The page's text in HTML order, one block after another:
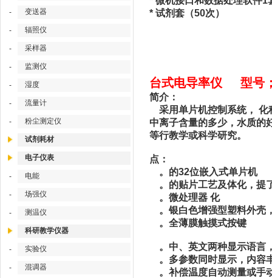
- 变送器
- 辐照仪
- 采样器
- 监测仪
- 湿度
- 流量计
- 粉尘测定仪
试剂耗材
电子仪表
- 电能
- 场强仪
- 测温仪
科研教学仪器
- 实验仪
- 混调器
* 试剂套（50次）
台式电导率仪 型号
简介：
采用单片机控制系统， 化
中离子含量的多少，水质的
等行教学或科学研究。
点：
。的32位嵌入式单片机
。的贴片工艺及体化，提
。微处理器 化
。银白色增强型塑料外壳
。全薄膜触摸式按键
。中、英文两种显示语言
。多参数同时显示，内容
。补偿温度自动测量或手